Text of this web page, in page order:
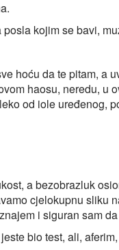
kojim se bavi,
hoću da te pitam, a
haosu, neredu, u
od iole uređenog,
a bezobrazluk
cjelokupnu sliku
i siguran sam
bio test, ali,